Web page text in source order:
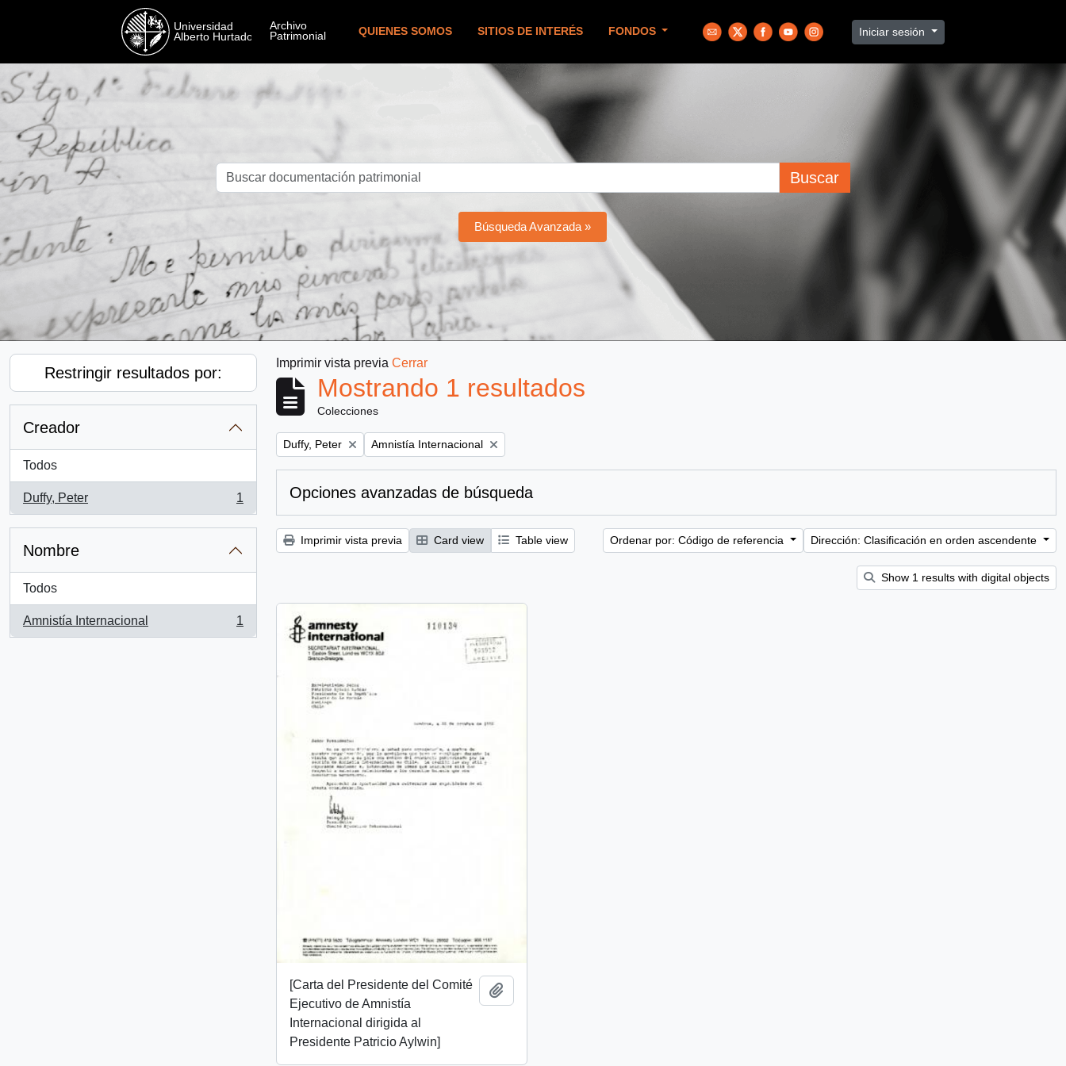
QUIENES SOMOS SITIOS DE INTERÉS FONDOS Iniciar sesión
Buscar
Búsqueda Avanzada »
Restringir resultados por:
Creador
Todos
Duffy, Peter
, 1 resultados
1
Nombre
Todos
Amnistía Internacional
, 1 resultados
1
Imprimir vista previa Cerrar
Mostrando 1 resultados
Colecciones
Remove filter:
Duffy, Peter Remove filter:
Amnistía Internacional
Opciones avanzadas de búsqueda
Imprimir vista previa Card view Table view Ordenar por: Código de referencia Dirección: Clasificación en orden ascendente
Show 1 results with digital objects
[Carta del Presidente del Comité
Ejecutivo de Amnistía
Internacional dirigida al
Presidente Patricio Aylwin]